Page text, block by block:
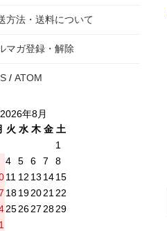
方法・送料について
マガ登録・解除
/ ATOM
2026年8月
火 水 木 金 土
1
4 5 6 7
8
11 12 13 1415
18192021 22
252627 2829